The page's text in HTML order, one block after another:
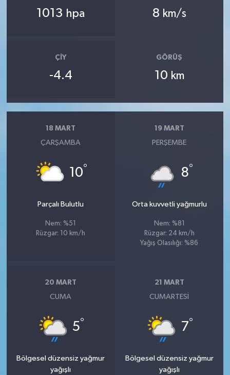
1013 hpa 8 km/s
ÇIY
-4.4
GÖRÜŞ
10 km
18 MART
ÇARŞAMBA
10°
Parçalı Bulutlu
Nem: %51
Rüzgar: 10 km/h
19 MART
PERŞEMBE
8°
Orta kuvvetli yağmurlu
Nem: %81
Rüzgar: 24 km/h
Yağış Olasılığı: %86
20 MART
CUMA
5°
Bölgesel düzensiz yağmur
yağışlı
21 MART
CUMARTESI
7°
Bölgesel düzensiz yağmur
yağışlı